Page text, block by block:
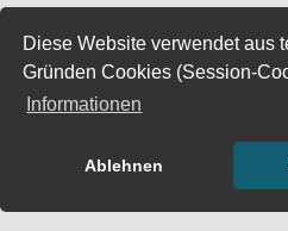
Diese Website verwendet aus
Gründen Cookies (Session-
Informationen
Ablehnen